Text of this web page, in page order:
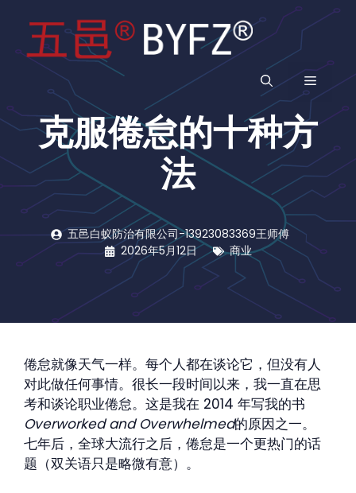
菜
单
克服倦怠的十种方
法
五邑白蚁防治有限公司-13923083369王师傅
2026年5月12日
商业
倦怠就像天气一样。每个人都在谈论它，但没有人
对此做任何事情。很长一段时间以来，我一直在思
考和谈论职业倦怠。这是我在 2014 年写我的书
Overworked and Overwhelmed的原因之一。
七年后，全球大流行之后，倦怠是一个更热门的话
题（双关语只是略微有意）。